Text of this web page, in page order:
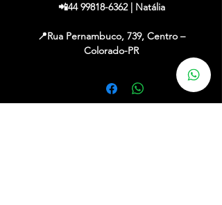
📲44 99818-6362 | Natália
📍Rua Pernambuco, 739, Centro –
Colorado-PR